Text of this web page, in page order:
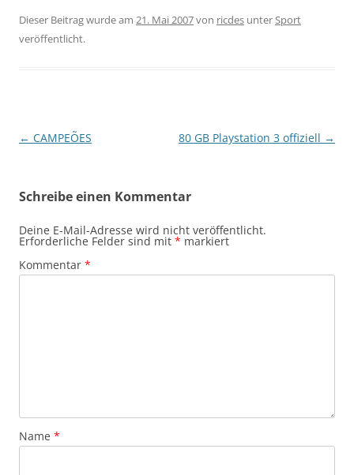
Dieser Beitrag wurde am 21. Mai 2007von ricdes unterSport
veröffentlicht.
Beitragsnavigation
← CAMPEÕES 80 GB Playstation 3 offiziell →
Schreibe einen Kommentar
Deine E-Mail-Adresse wird nicht veröffentlicht.
Erforderliche Felder sind mit * markiert
Kommentar *
Name *